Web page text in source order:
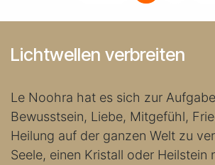
Lichtwellen verbreiten
Le Noohra hat es sich zur
Bewusstsein, Liebe, Mitgefühl,
Heilung auf der ganzen Welt zu
Seele, einen Kristall oder Heilstein